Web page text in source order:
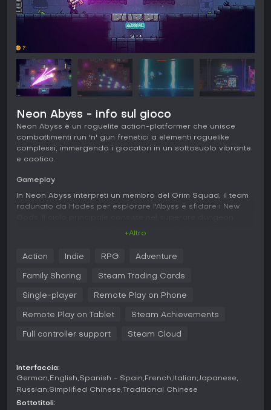
Neon Abyss - info sul gioco
Neon Abyss è un roguelite action-platformer che unisce
combattimenti run 'n' gun frenetici a elementi roguelike
complessi, immergendo i giocatori in un sottosuolo vibrante
e caotico.
Gameplay
In Neon Abyss interpreti un membro del Grim Squad, il team
radunato da Hades per esplorare l'Abyss e sfidare i New
progressione, sbloccando potenziamenti che rafforzano i
uova trovate durante le run per ottenere pet con abilità
lungo, introducendo strategia e un tocco di compagnia.
piano, sfide di meditazione e competizioni di ballo. Lo stile
pixel art e la colonna sonora energica amplificano il ritmo
serrato, mentre movimenti fluidi e platforming preciso
mantengono il gameplay avvincente.
+Altro
Action Indie RPG Adventure
Family Sharing Steam Trading Cards
Single-player Remote Play on Phone
Remote Play on Tablet Steam Achievements
Full controller support Steam Cloud
Interfaccia:
German English Spanish - Spain French Italian Japanese
Russian Simplified Chinese
Traditional Chinese
Sottotitoli: